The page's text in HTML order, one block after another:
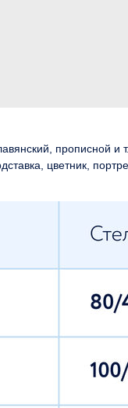
прописной и
цветник,